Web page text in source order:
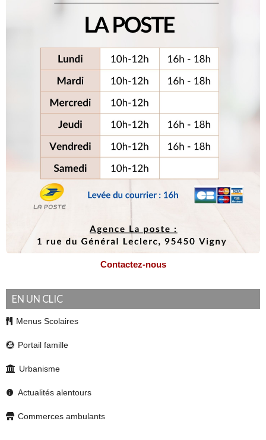
Contactez-nous
EN UN CLIC
Menus Scolaires
Portail famille
Urbanisme
Actualités alentours
Commerces ambulants